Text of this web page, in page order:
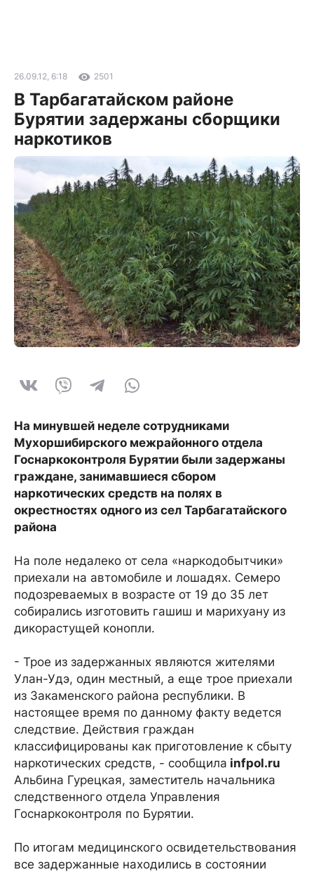
26.09.12, 6:18 2501
В Тарбагатайском районе
Бурятии задержаны сборщики
наркотиков
На минувшей неделе сотрудниками
Мухоршибирского межрайонного отдела
Госнаркоконтроля Бурятии были задержаны
граждане, занимавшиеся сбором
наркотических средств на полях в
окрестностях одного из сел Тарбагатайского
района
На поле недалеко от села «наркодобытчики»
приехали на автомобиле и лошадях. Семеро
подозреваемых в возрасте от 19 до 35 лет
собирались изготовить гашиш и марихуану из
дикорастущей конопли.
- Трое из задержанных являются жителями
Улан-Удэ, один местный, а еще трое приехали
из Закаменского района республики. В
настоящее время по данному факту ведется
следствие. Действия граждан
классифицированы как приготовление к сбыту
наркотических средств, - сообщила infpol.ru
Альбина Гурецкая, заместитель начальника
следственного отдела Управления
Госнаркоконтроля по Бурятии.
По итогам медицинского освидетельствования
все задержанные находились в состоянии